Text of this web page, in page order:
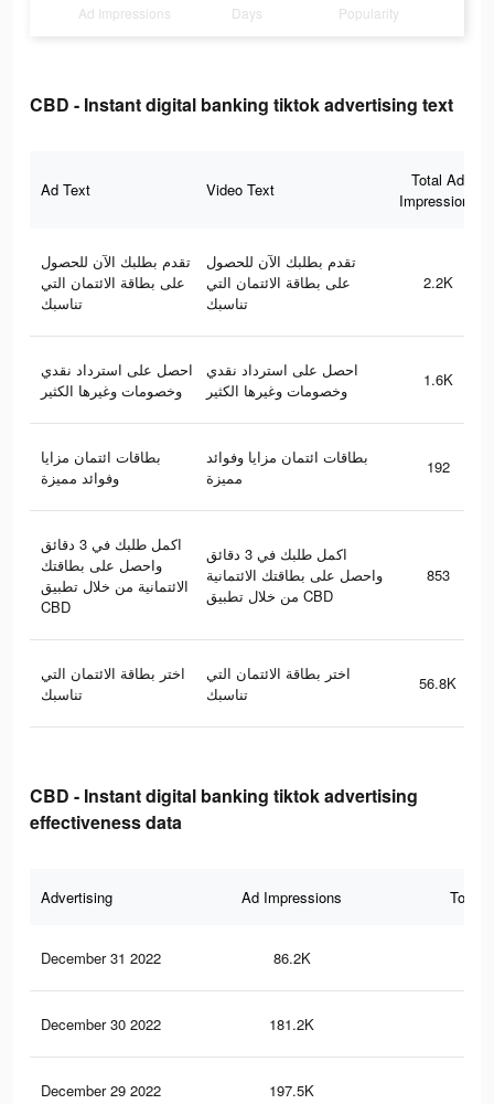
Ad Impressions Days Popularity
CBD - Instant digital banking tiktok advertising text
Ad Text Video Text
Total Ad
Impressions
تقدم بطلبك الآن للحصول
على بطاقة الائتمان التي
تناسبك
تقدم بطلبك الآن للحصول
على بطاقة الائتمان التي
تناسبك
2.2K
احصل على استرداد نقدي
وخصومات وغيرها الكثير
احصل على استرداد نقدي
وخصومات وغيرها الكثير
1.6K
بطاقات ائتمان مزايا
وفوائد مميزة
بطاقات ائتمان مزايا وفوائد
مميزة
192
اكمل طلبك في 3 دقائق
واحصل على بطاقتك
الائتمانية من خلال تطبيق
CBD
اكمل طلبك في 3 دقائق
واحصل على بطاقتك الائتمانية
من خلال تطبيق CBD
853
اختر بطاقة الائتمان التي
تناسبك
اختر بطاقة الائتمان التي
تناسبك
56.8K
CBD - Instant digital banking tiktok advertising
effectiveness data
Advertising Ad Impressions Total
December 31 2022 86.2K
December 30 2022 181.2K
December 29 2022 197.5K